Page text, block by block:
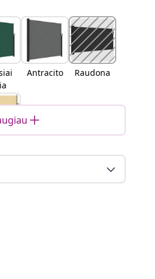
Antracito Raudona